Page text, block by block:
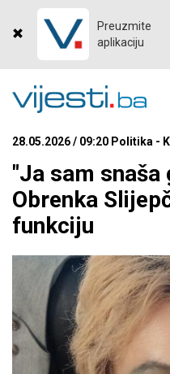
Preuzmite
aplikaciju
28.05.2026 / 09:20 Politika -
"Ja sam snaša
Obrenka
funkciju